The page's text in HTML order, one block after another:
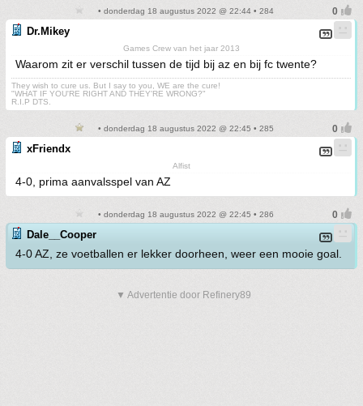
• donderdag 18 augustus 2022 @ 22:44 • 284
Dr.Mikey
Games Crew van het jaar 2013
Waarom zit er verschil tussen de tijd bij az en bij fc twente?
They wish to cure us. But I say to you, WE are the cure!
"WHAT IF YOU'RE RIGHT AND THEY'RE WRONG?"
R.I.P DTS.
• donderdag 18 augustus 2022 @ 22:45 • 285
xFriendx
Alfist
4-0, prima aanvalsspel van AZ
• donderdag 18 augustus 2022 @ 22:45 • 286
Dale__Cooper
4-0 AZ, ze voetballen er lekker doorheen, weer een mooie goal.
▼ Advertentie door Refinery89